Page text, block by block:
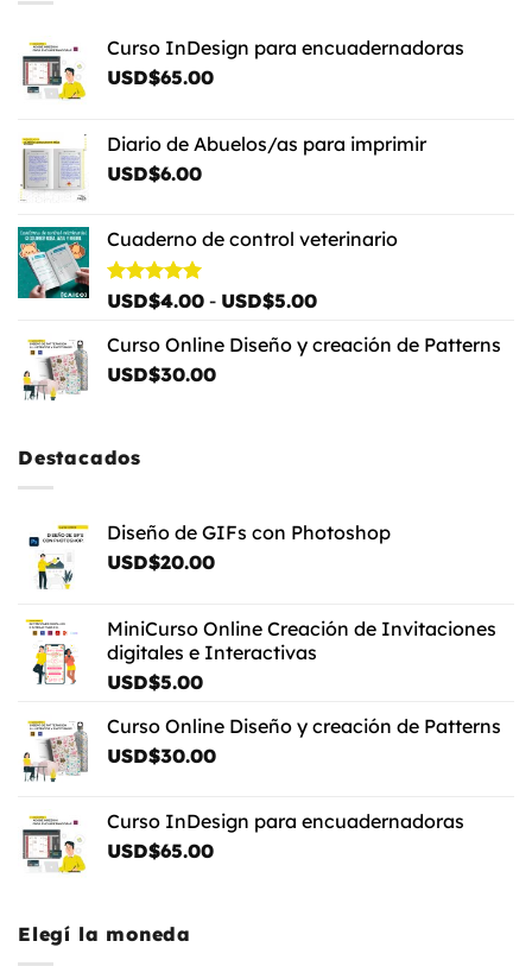
Curso InDesign para encuadernadoras
USD$65.00
Diario de Abuelos/as para imprimir
USD$6.00
Cuaderno de control veterinario
Valorado
de 5
USD$4.00 - USD$5.00Rango
precios:
Curso Online Diseño y creación de Patterns
USD$30.00
Destacados
Diseño de GIFs con Photoshop
USD$20.00
MiniCurso Online Creación de Invitaciones
digitales e Interactivas
USD$5.00
Curso Online Diseño y creación de Patterns
USD$30.00
Curso InDesign para encuadernadoras
USD$65.00
Elegí la moneda